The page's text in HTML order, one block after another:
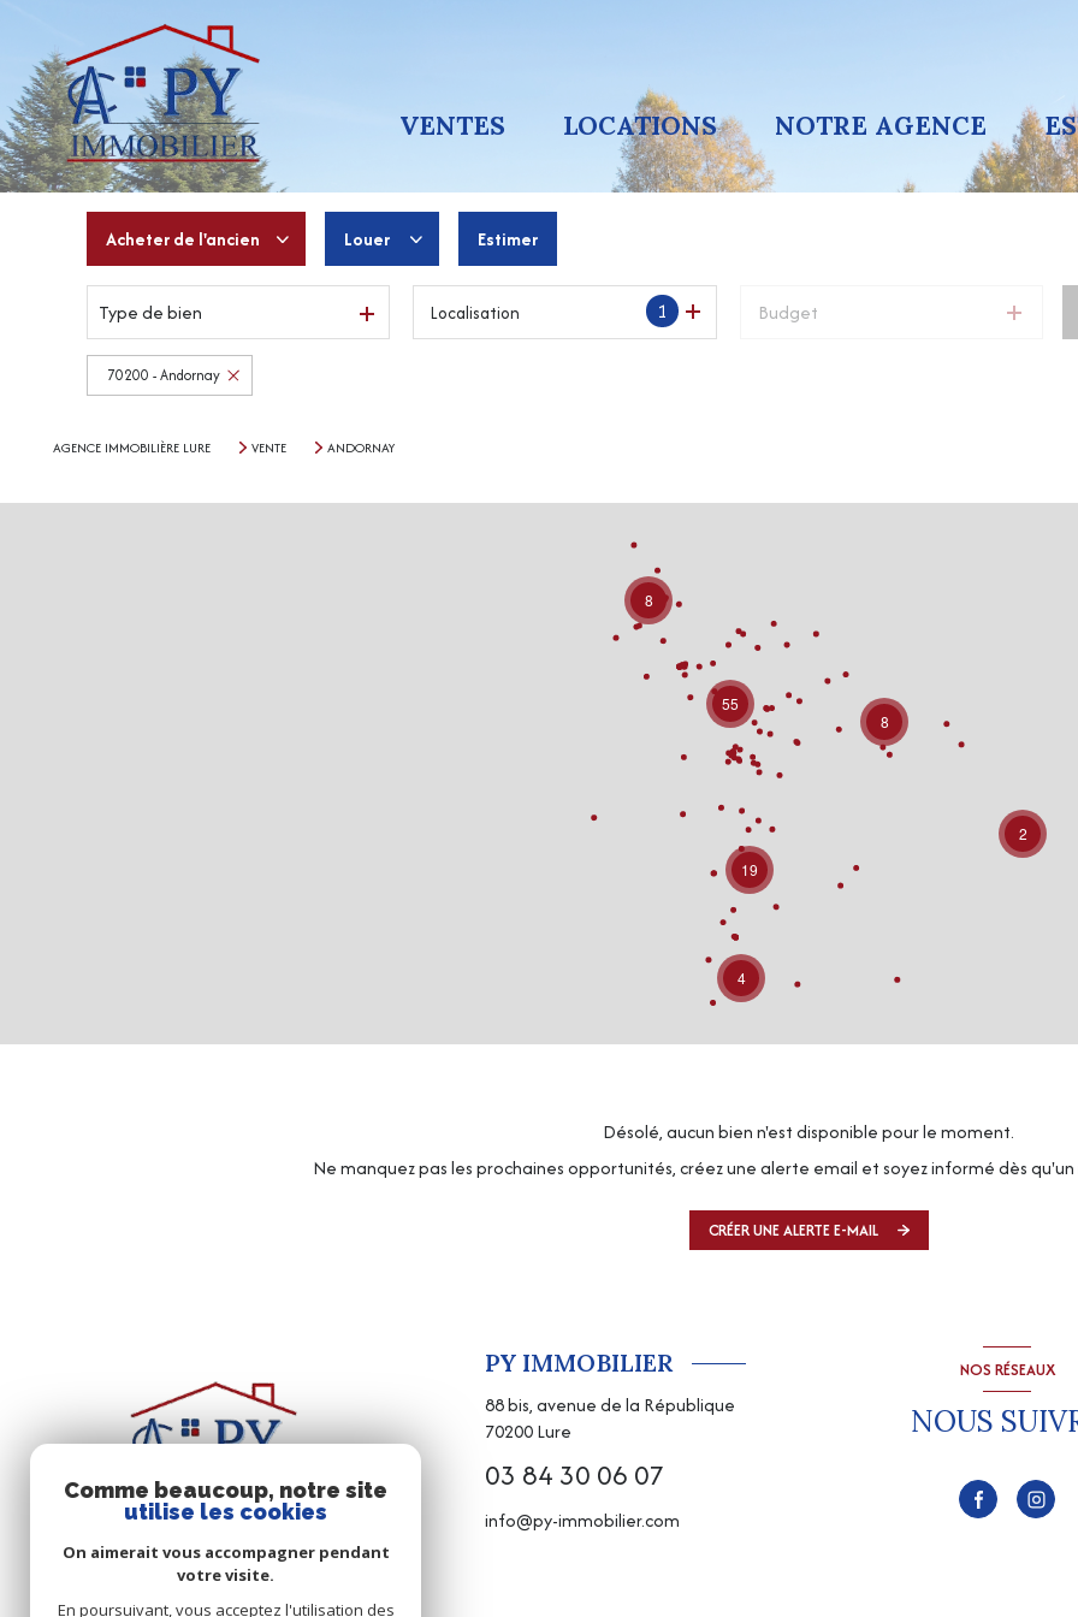
VENTES LOCATIONS NOTRE AGENCE
Acheterde l'ancien
De l'ancien
De l'immo pro
Louer
à l'année
Estimer
Type de bien 1
Localisation Budget
70200 - Andornay
AGENCE IMMOBILIÈRE LURE VENTE ANDORNAY
2
4
8
8
19
55
Désolé, aucun bien n'est disponible pour le moment.
Ne manquez pas les prochaines opportunités, créez une alerte email et soyez informé dès
CRÉER UNE ALERTE E-MAIL
PY IMMOBILIER
88 bis, avenue de la République
70200Lure
03 84 30 06 07
info@py-immobilier.com
NOS RÉSEAUX
NOUS
Comme beaucoup, notre site
utilise les cookies
On aimerait vous accompagner pendant
votre visite.
En poursuivant, vous acceptez l'utilisation des